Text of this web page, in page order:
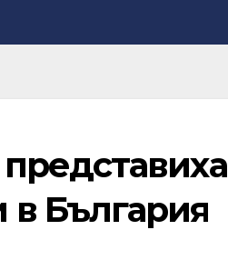
в България